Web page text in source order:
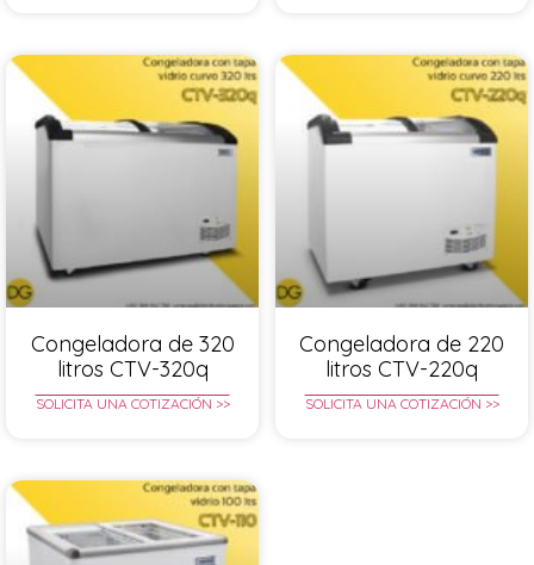
Congeladora de 320
litros CTV-320q
SOLICITA UNA COTIZACIÓN >>
Congeladora de 220
litros CTV-220q
SOLICITA UNA COTIZACIÓN >>